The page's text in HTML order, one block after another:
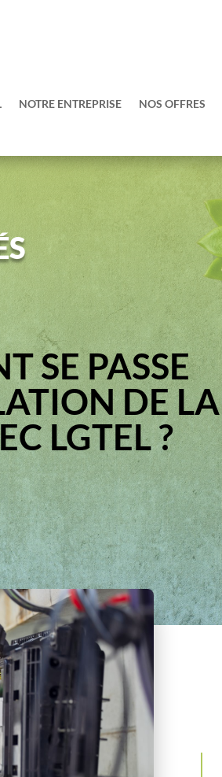
NOTRE ENTREPRISE NOS OFFRES
SE PASSE
DE LA
LGTEL ?